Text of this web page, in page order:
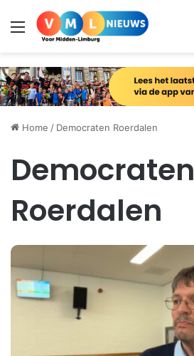
Menu
Home / Democraten Roerdalen
Democraten
Roerdalen